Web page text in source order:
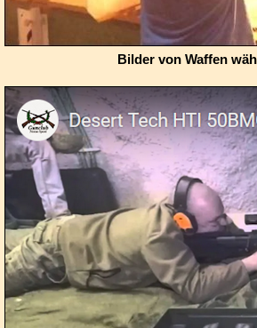
Bilder von Waffen